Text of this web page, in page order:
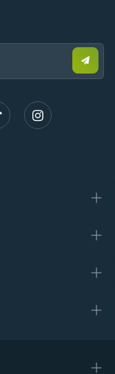
para